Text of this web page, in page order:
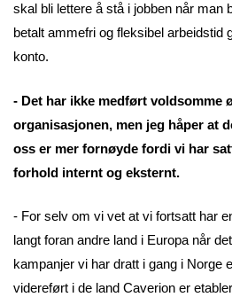
skal bli lettere å stå i jobben når man
betalt ammefri og fleksibel arbeidstid
konto.
- Det har ikke medført voldsomme
organisasjonen, men jeg håper at
oss er mer fornøyde fordi vi har
forhold internt og eksternt.
- For selv om vi vet at vi fortsatt har
langt foran andre land i Europa når
kampanjer vi har dratt i gang i Norge
videreført i de land Caverion er